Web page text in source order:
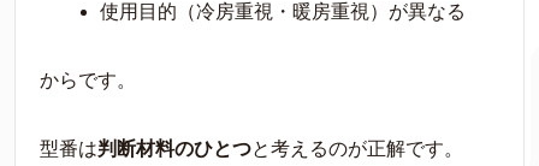
使用目的（冷房重視・暖房重視）が異なる
からです。
型番は判断材料のひとつと考えるのが正解です。